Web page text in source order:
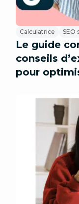
Calculatrice SEO
Le guide
conseils
pour